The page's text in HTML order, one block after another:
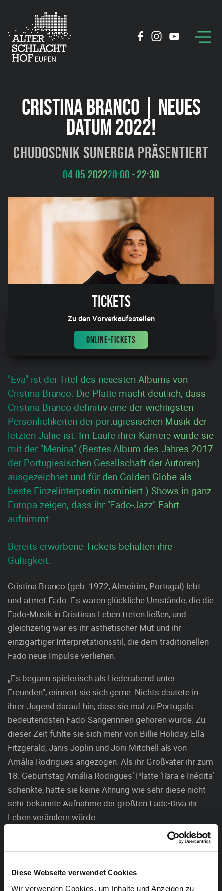
Diese Webseite verwendet Cookies
Wir verwenden Cookies, um Inhalte und Anzeigen zu
CRISTINA BRANCO | NEUES
DATUM 2022!
Chudoscnik Sunergia präsentiert
04.05.202220:00 - 22:30
Tickets
Zu den Vorverkaufsstellen
ONLINE-TICKETS
"Eva" ist der Titel des neuesten Albums von
Cristina Branco. Die Platte macht deutlich, dass
Cristina Branco definitiv eine der wichtigsten
Persönlichkeiten der portugiesischen Musik der
letzten Jahre ist. Im Laufe ihrer Karriere wurde sie
mit der "Menina" (Bestes Album des Jahres 2017
der Portugiesischen Gesellschaft der Autoren)
ausgezeichnet und für den Golden Globe als
beste Einzelinterpretin nominiert.) Shows in ganz
Europa zeigen, dass ihr "Fado-Jazz" Fahrt
aufnimmt.
Bereits erworbene Tickets behalten ihre
Gültigkeit.
Cristina Branco (geb. 1972, Almeirim, Portugal) lebt
und atmet Fado. Es waren glückliche Umstände, die die
Fado-Musik in Cristinas Leben treten ließen, und
gleichzeitig war es ihr ästhetischer Mut und ihr
einzigartiger Interpretationsstil, die dem traditionellen
Fado neue Impulse verliehen.
„Es begann spielerisch als Liederabend unter
Freunden“, erinnert sie sich gerne. Nichts deutete in
ihrer Jugend darauf hin, dass sie mal zu Portugals
bedeutendsten Fado-Sängerinnen gehören würde. Zu
dieser Zeit fühlte sie sich mehr von Billie Holiday, Ella
Fitzgerald, Janis Joplin und Joni Mitchell als von
Amália Rodrigues angezogen. Als ihr Großvater ihr zum
18. Geburtstag Amália Rodrigues‘ Platte ‘Rara e Inédita‘
schenkte, hatte sie keine Ahnung wie sehr diese nicht
sehr bekannte Aufnahme der größten Fado-Diva ihr
Leben verändern würde.
Selbst einige Monate vor ihrem allerersten Auftritt in
Amsterdam hat sie sich in ihrer Eigenwahrnehmung
nicht als Sängerin gesehen. Ihr Hauptaugenmerk lag in